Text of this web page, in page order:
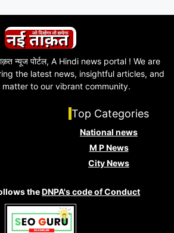
न्यूज पोर्टल, A Hindi news portal ! We are
the latest news, insightful articles, and
to our vibrant community.
Top Categories
National news
M P News
City News
theDNPA's code of Conduct